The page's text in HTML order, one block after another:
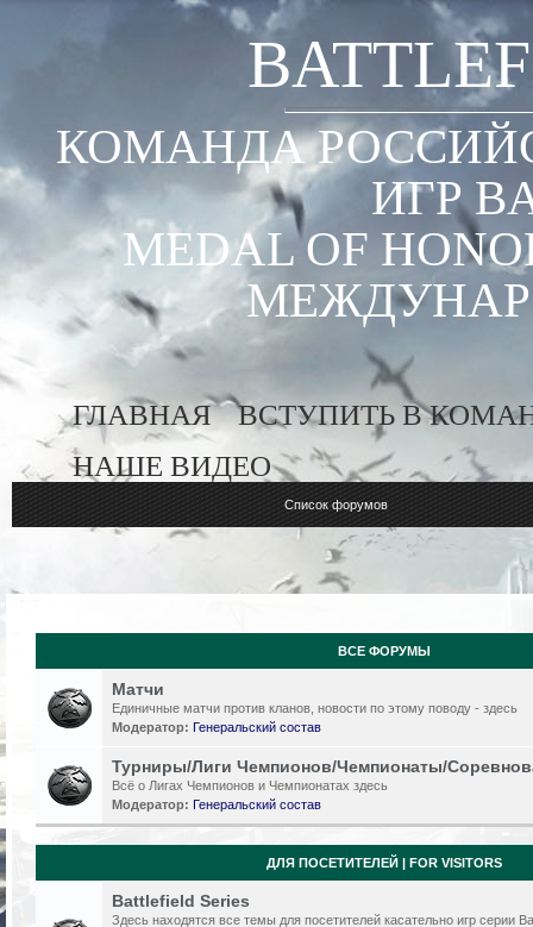
КОМАНДА
ИГР
MEDAL OF
ГЛАВНАЯ
ВСТУПИТЬ В
НАШЕ ВИДЕО
Список форумов
ВСЕ ФОРУМЫ
Матчи
Единичные матчи против кланов, новости по этому поводу - здесь
Модератор: Генеральский состав
Турниры/Лиги Чемпионов/Чемпионаты/
Всё о Лигах Чемпионов и Чемпионатах здесь
Модератор: Генеральский состав
ДЛЯ ПОСЕТИТЕЛЕЙ | FOR VISITORS
Battlefield Series
Здесь находятся все темы для посетителей касательно игр серии